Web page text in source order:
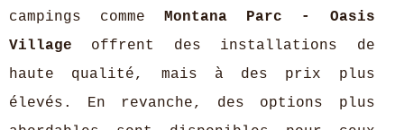
campings commeMontana Parc - Oasis
Village offrent des installations de
haute qualité, mais à des prix plus
élevés. En revanche, des options plus